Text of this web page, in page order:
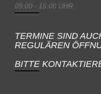
09:00 - 15:00 UHR
TERMINE SIND
REGULÄREN
BITTE